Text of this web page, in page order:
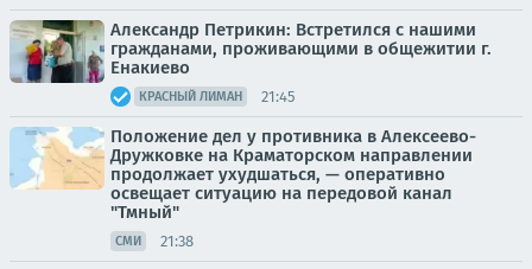
Александр Петрикин: Встретился с нашими
гражданами, проживающими в общежитии г.
Енакиево
КРАСНЫЙ ЛИМАН 21:45
Положение дел у противника в Алексеево-
Дружковке на Краматорском направлении
продолжает ухудшаться, — оперативно
освещает ситуацию на передовой канал
"Тмный"
СМИ 21:38